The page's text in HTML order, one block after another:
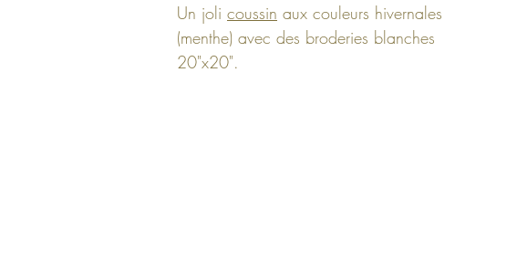
Un joli coussin aux couleurs hivernales
(menthe) avec des broderies blanches
20"x20".